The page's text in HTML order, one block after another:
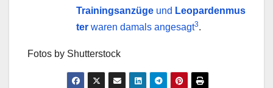
Trainingsanzüge und Leopardenmus
ter waren damals angesagt3.
Fotos by Shutterstock